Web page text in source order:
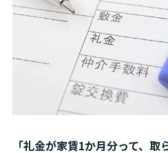
「礼金が家賃1か月分って、取